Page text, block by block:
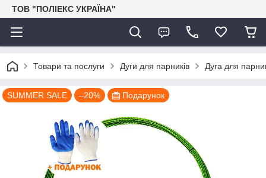
ТОВ "ПОЛІЕКС УКРАЇНА"
Товари та послуги Дуги для парників Дуга для
SUMMER SALE –20% Подарунок